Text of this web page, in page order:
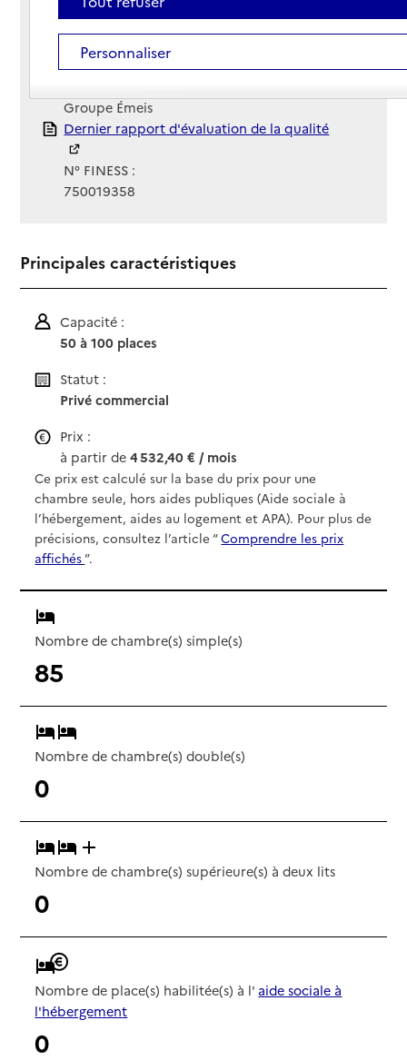
01 40 40 54 00
Contact
Contact
Site Internet
Site internet
Groupe Émeis
Rapport HAS
Dernier rapport d'évaluation de la qualité
N° FINESS :
750019358
Principales caractéristiques
Capacité :
50 à 100 places
Statut :
Privé commercial
Prix :
à partir de4 532,40 € / mois
Ce prix est calculé sur la base du prix pour une
chambre seule, hors aides publiques (Aide sociale à
l’hébergement, aides au logement et APA). Pour plus de
précisions, consultez l’article “Comprendre les prix
affichés”.
Nombre de chambre(s) simple(s)
85
Nombre de chambre(s) double(s)
0
Nombre de chambre(s) supérieure(s) à deux lits
0
Nombre de place(s) habilitée(s) à l' aide sociale à
l'hébergement
0
Personnaliser